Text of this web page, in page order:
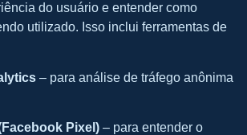
do usuário e entender como
utilizado. Isso inclui ferramentas de
– para análise de tráfego anônima
Pixel) – para entender o